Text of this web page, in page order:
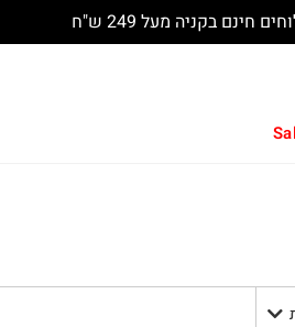
והחזרות חינם עם שליח